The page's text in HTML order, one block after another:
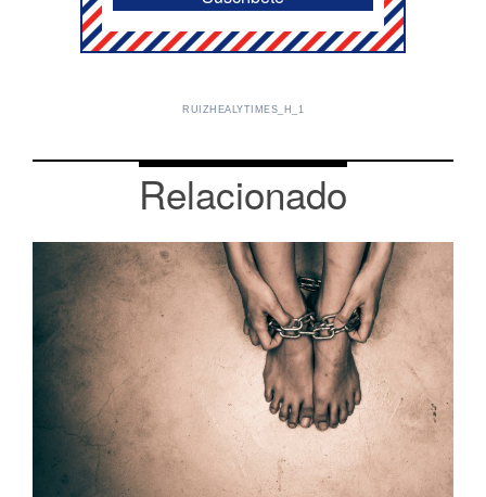
RUIZHEALYTIMES_H_1
Relacionado